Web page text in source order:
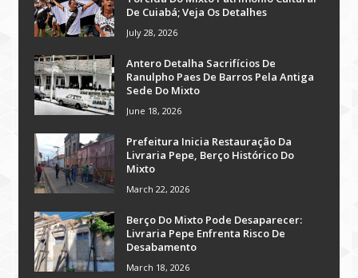
De Cuiabá; Veja Os Detalhes
July 28, 2026
Antero Detalha Sacrifícios De
Ranulpho Paes De Barros Pela Antiga
Sede Do Mixto
June 18, 2026
Prefeitura Inicia Restauração Da
Livraria Pepe, Berço Histórico Do
Mixto
March 22, 2026
Berço Do Mixto Pode Desaparecer:
Livraria Pepe Enfrenta Risco De
Desabamento
March 18, 2026